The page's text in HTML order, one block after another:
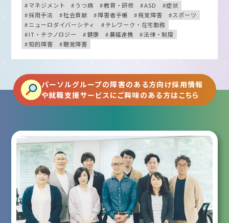
マネジメント
うつ病 教育・研修 ASD
症状
採用手法
社会貢献 障害者手帳 視覚障害
スポーツ
ニューロダイバーシティ
テレワーク・在宅勤務
IT・テクノロジー
健康 農福連携
法律・制度
知的障害
聴覚障害
パーソルグループの障害のある方向け採用情報
や就職支援サービスにご興味のある方はこちら